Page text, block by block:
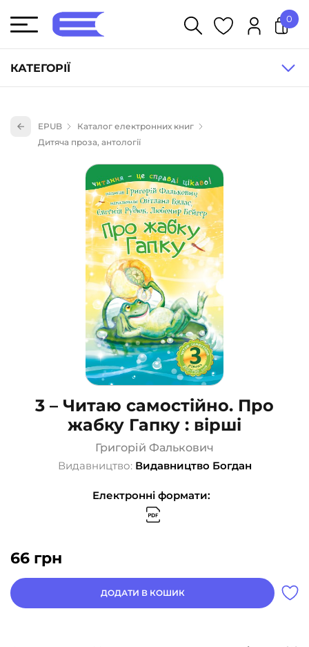
КАТЕГОРІЇ
Книги для дітей (836)
Науково-популярна література (1015)
Навчальна література та посібники (527)
Енциклопедії, довідники, словники (55)
Подарункові сертифікати (1)
0
EPUB
Каталог електронних книг
Дитяча проза, антології
3 – Читаю самостійно. Про
жабку Гапку : вірші
Григорій Фалькович
Видавництво: Видавництво Богдан
Електронні формати:
66 грн
ДОДАТИ В КОШИК